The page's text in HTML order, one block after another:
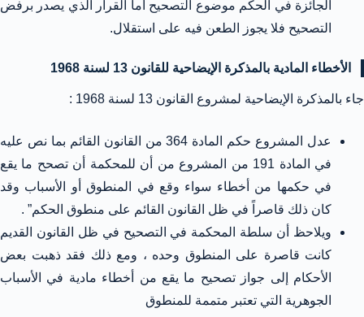
الجائزة في الحكم موضوع التصحيح أما القرار الذي يصدر برفض
التصحيح فلا يجوز الطعن فيه على استقلال.
الأخطاء المادية بالمذكرة الإيضاحية للقانون 13 لسنة 1968
جاء بالمذكرة الإيضاحية لمشروع القانون 13 لسنة 1968 :
عدل المشروع حكم المادة 364 من القانون القائم بما نص عليه
في المادة 191 من المشروع من أن للمحكمة أن تصحح ما يقع
في حكمها من أخطاء سواء وقع في المنطوق أو الأسباب وقد
كان ذلك قاصراً في ظل القانون القائم على منطوق الحكم” .
ويلاحظ أن سلطة المحكمة في التصحيح في ظل القانون القديم
كانت قاصرة على المنطوق وحده ، ومع ذلك فقد ذهبت بعض
الأحكام إلى جواز تصحيح ما يقع من أخطاء مادية في الأسباب
الجوهرية التي تعتبر متممة للمنطوق